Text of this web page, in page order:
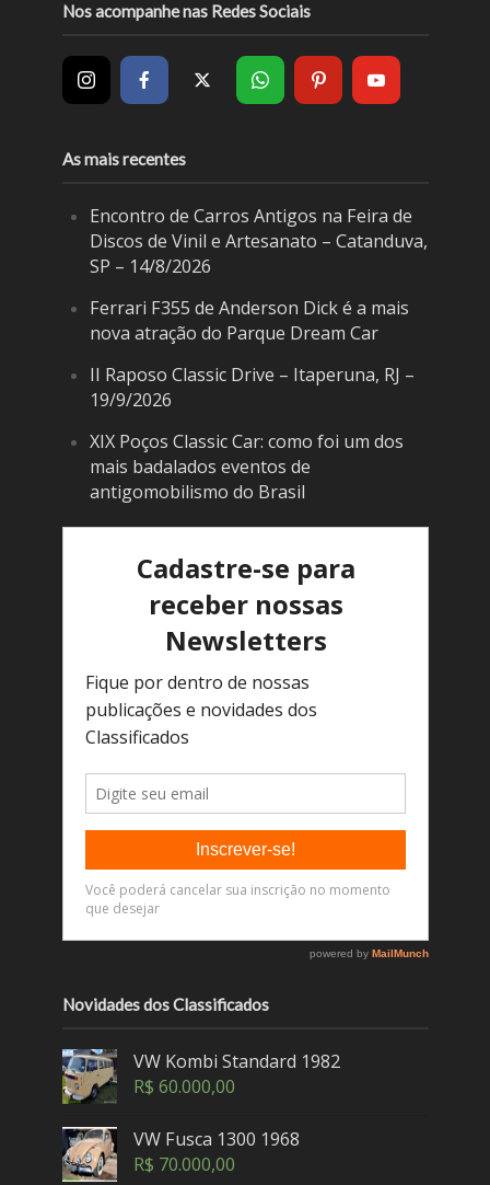
Nos acompanhe nas Redes Sociais
As mais recentes
Encontro de Carros Antigos na Feira de
Discos de Vinil e Artesanato – Catanduva,
SP – 14/8/2026
Ferrari F355 de Anderson Dick é a mais
nova atração do Parque Dream Car
II Raposo Classic Drive – Itaperuna, RJ –
19/9/2026
XIX Poços Classic Car: como foi um dos
mais badalados eventos de
antigomobilismo do Brasil
Novidades dos Classificados
VW Kombi Standard 1982
R$ 60.000,00
VW Fusca 1300 1968
R$ 70.000,00